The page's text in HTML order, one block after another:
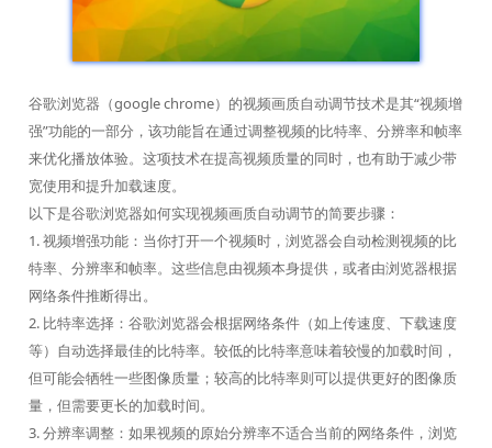
谷歌浏览器（google chrome）的视频画质自动调节技术是其“视频增
强”功能的一部分，该功能旨在通过调整视频的比特率、分辨率和帧率
来优化播放体验。这项技术在提高视频质量的同时，也有助于减少带
宽使用和提升加载速度。
以下是谷歌浏览器如何实现视频画质自动调节的简要步骤：
1. 视频增强功能：当你打开一个视频时，浏览器会自动检测视频的比
特率、分辨率和帧率。这些信息由视频本身提供，或者由浏览器根据
网络条件推断得出。
2. 比特率选择：谷歌浏览器会根据网络条件（如上传速度、下载速度
等）自动选择最佳的比特率。较低的比特率意味着较慢的加载时间，
但可能会牺牲一些图像质量；较高的比特率则可以提供更好的图像质
量，但需要更长的加载时间。
3. 分辨率调整：如果视频的原始分辨率不适合当前的网络条件，浏览